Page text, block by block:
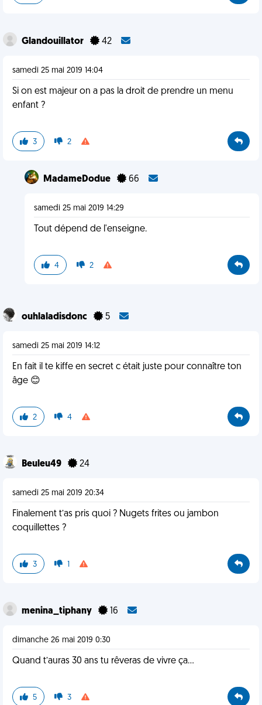
Glandouillator 42
samedi 25 mai 2019 14:04
Si on est majeur on a pas la droit de prendre un menu
enfant ?
3 2
MadameDodue 66
samedi 25 mai 2019 14:29
Tout dépend de l'enseigne.
4 2
ouhlaladisdonc 5
samedi 25 mai 2019 14:12
En fait il te kiffe en secret c était juste pour connaître ton
âge 😊
2 4
Beuleu49 24
samedi 25 mai 2019 20:34
Finalement t’as pris quoi ? Nugets frites ou jambon
coquillettes ?
3 1
menina_tiphany 16
dimanche 26 mai 2019 0:30
Quand t’auras 30 ans tu rêveras de vivre ça...
5 3